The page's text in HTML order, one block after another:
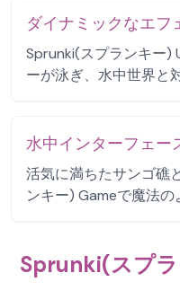
ダイナミックなエフ
Sprunki(スプランキー)
ーが泳ぎ、水中世界と
水中インターフェー
活気に満ちたサンゴ礁
ンキー) Gameで魔法の
Sprunki(スプ